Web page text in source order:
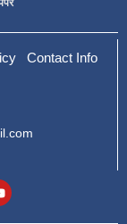
Contact Info